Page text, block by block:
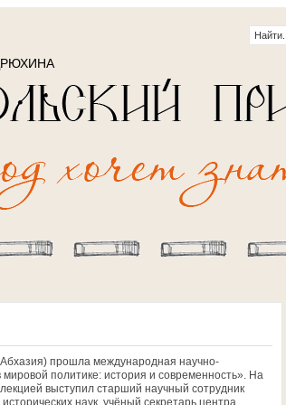
прошла международная научно-
политике: история и современность». На
выступил старший научный сотрудник
наук, учёный секретарь центра